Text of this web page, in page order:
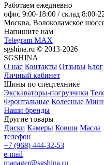
Работаем ежедневно
офис 9:00-18:00 / склад 8:00-
Москва, Волоколамское
Напишите нам
Telegram MAX
sgshina.ru © 2013-2026
SGSHINA
О нас Контакты Отзывы Блог
Личный кабинет
Шины по спецтехнике
Экскаваторы-погрузчики
Фронтальные Колесные
Наши бренды
Другие товары
Диски Камеры Ковши Масла
телефон
+7 (968) 444-32-53
e-mail
manager@sgshina.ru